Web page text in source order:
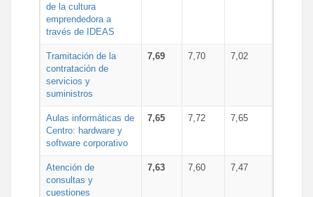
de la cultura
emprendedora a
través de IDEAS
Tramitación de la
contratación de
servicios y
suministros
7,69 7,70 7,02
Aulas informáticas de
Centro: hardware y
software corporativo
7,65 7,72 7,65
Atención de
consultas y
cuestiones
7,63 7,60 7,47